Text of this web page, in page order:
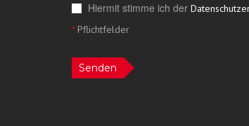
Hiermit stimme ich der
*Pflichtfelder
Senden